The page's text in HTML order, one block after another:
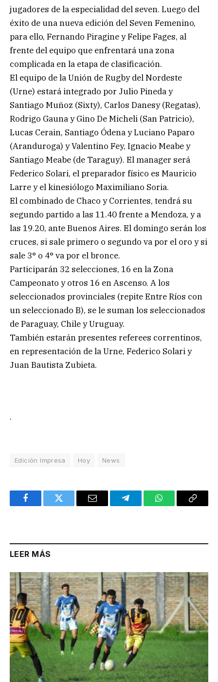
jugadores de la especialidad del seven. Luego del
éxito de una nueva edición del Seven Femenino,
para ello, Fernando Piragine y Felipe Fages, al
frente del equipo que enfrentará una zona
complicada en la etapa de clasificación.
El equipo de la Unión de Rugby del Nordeste
(Urne) estará integrado por Julio Pineda y
Santiago Muñoz (Sixty), Carlos Danesy (Regatas),
Rodrigo Gauna y Gino De Micheli (San Patricio),
Lucas Cerain, Santiago Ódena y Luciano Paparo
(Aranduroga) y Valentino Fey, Ignacio Meabe y
Santiago Meabe (de Taraguy). El manager será
Federico Solari, el preparador físico es Mauricio
Larre y el kinesiólogo Maximiliano Soria.
El combinado de Chaco y Corrientes, tendrá su
segundo partido a las 11.40 frente a Mendoza, y a
las 19.20, ante Buenos Aires. El domingo serán los
cruces, si sale primero o segundo va por el oro y si
sale 3° o 4° va por el bronce.
Participarán 32 selecciones, 16 en la Zona
Campeonato y otros 16 en Ascenso. A los
seleccionados provinciales (repite Entre Ríos con
un seleccionado B), se le suman los seleccionados
de Paraguay, Chile y Uruguay.
También estarán presentes referees correntinos,
en representación de la Urne, Federico Solari y
Juan Bautista Zubieta.
.
Edición Impresa Hoy News
FacebookTwitter Email TelegramWhatsAppCopy
LEER MÁS